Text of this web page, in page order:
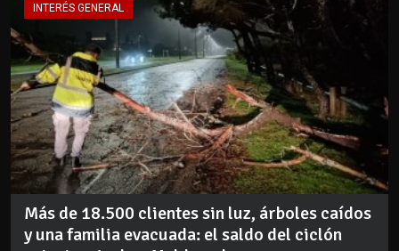
INTERÉS GENERAL
Más de 18.500 clientes sin luz, árboles caídos
y una familia evacuada: el saldo del ciclón